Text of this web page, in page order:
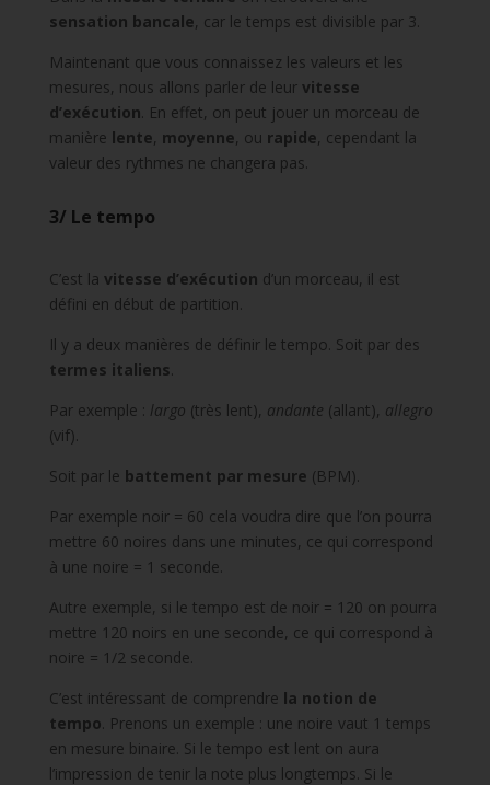
sensation bancale, car le temps est divisible par 3.
Maintenant que vous connaissez les valeurs et les
mesures, nous allons parler de leur vitesse
d’exécution . En effet, on peut jouer un morceau de
manière lente, moyenne, ou rapide, cependant la
valeur des rythmes ne changera pas.
3/ Le tempo
C’est la vitesse d’exécution d’un morceau, il est
défini en début de partition.
Il y a deux manières de définir le tempo. Soit par des
termes italiens
Par exemple : largo (très lent), andante (allant), allegro
(vif).
Soit par le battement par mesure (BPM).
Par exemple noir = 60 cela voudra dire que l’on pourra
mettre 60 noires dans une minutes, ce qui correspond
à une noire = 1 seconde.
Autre exemple, si le tempo est de noir = 120 on pourra
mettre 120 noirs en une seconde, ce qui correspond à
noire = 1/2 seconde.
C’est intéressant de comprendre la notion de
tempo . Prenons un exemple : une noire vaut 1 temps
en mesure binaire. Si le tempo est lent on aura
l’impression de tenir la note plus longtemps. Si le